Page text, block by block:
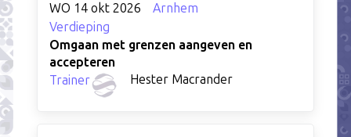
WO 14 okt 2026
Arnhem
Verdieping
Omgaan met grenzen aangeven en
accepteren
Trainer
Hester Macrander